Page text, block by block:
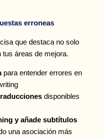
erroneas
que destaca no solo
áreas de mejora.
para entender errores en
disponibles
y añade subtítulos
una asociación más